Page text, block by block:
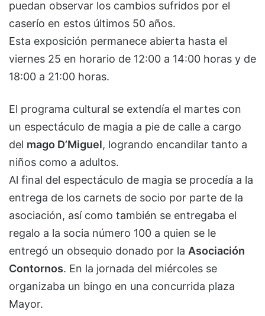
puedan observar los cambios sufridos por el
caserío en estos últimos 50 años.
Esta exposición permanece abierta hasta el
viernes 25 en horario de 12:00 a 14:00 horas y de
18:00 a 21:00 horas.
El programa cultural se extendía el martes con
un espectáculo de magia a pie de calle a cargo
del mago D’Miguel, logrando encandilar tanto a
niños como a adultos.
Al final del espectáculo de magia se procedía a la
entrega de los carnets de socio por parte de la
asociación, así como también se entregaba el
regalo a la socia número 100 a quien se le
entregó un obsequio donado por la Asociación
Contornos. En la jornada del miércoles se
organizaba un bingo en una concurrida plaza
Mayor.